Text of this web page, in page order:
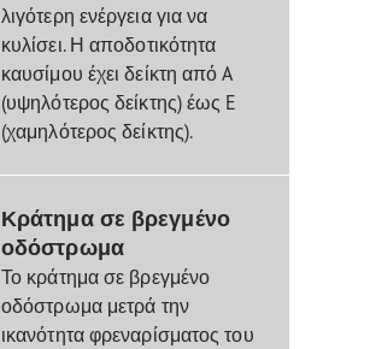
λιγότερη ενέργεια για να
κυλίσει. Η αποδοτικότητα
καυσίμου έχει δείκτη από A
(υψηλότερος δείκτης) έως E
(χαμηλότερος δείκτης).
Κράτημα σε βρεγμένο
οδόστρωμα
Το κράτημα σε βρεγμένο
οδόστρωμα μετρά την
ικανότητα φρεναρίσματος του